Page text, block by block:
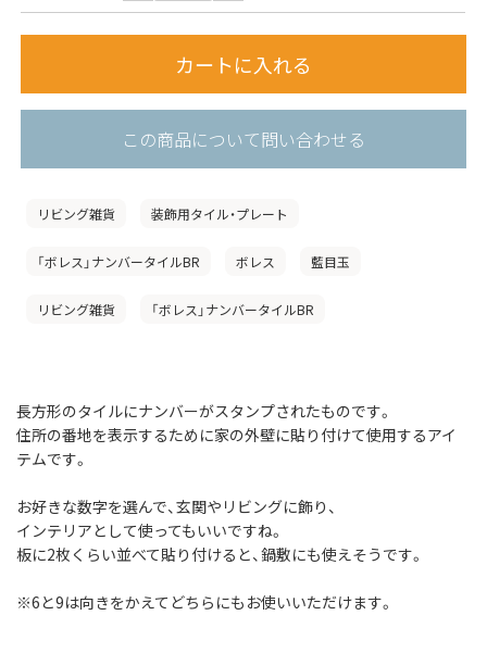
この商品について問い合わせる
リビング雑貨 装飾用タイル・プレート
「ボレス」ナンバータイルBR ボレス 藍目玉
リビング雑貨 「ボレス」ナンバータイルBR
長方形のタイルにナンバーがスタンプされたものです。
住所の番地を表示するために家の外壁に貼り付けて使用するアイ
テムです。
お好きな数字を選んで、玄関やリビングに飾り、
インテリアとして使ってもいいですね。
板に2枚くらい並べて貼り付けると、鍋敷にも使えそうです。
※6と9は向きをかえてどちらにもお使いいただけます。